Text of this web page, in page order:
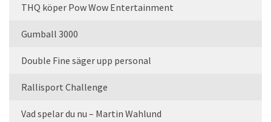
THQ köper Pow Wow Entertainment
Gumball 3000
Double Fine säger upp personal
Rallisport Challenge
Vad spelar du nu – Martin Wahlund